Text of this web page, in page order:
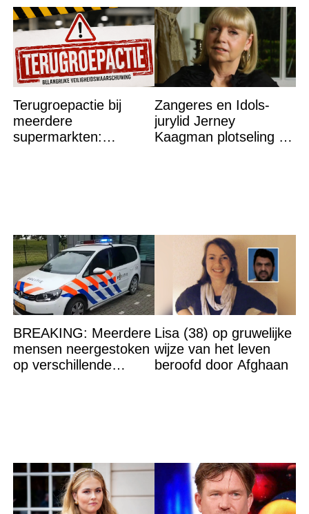
Terugroepactie bij
meerdere
supermarkten:
Zangeres en Idols-
jurylid Jerney
Kaagman plotseling op
BREAKING: Meerdere
mensen neergestoken
op verschillende
Lisa (38) op gruwelijke
wijze van het leven
beroofd door Afghaan